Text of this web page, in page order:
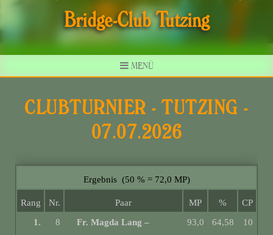
Bridge-Club Tutzing
MENÜ
CLUBTURNIER - TUTZING -
07.07.2026
Ergebnis (50 % = 72,0 MP)
Rang Nr. Paar MP %
CP
1.
8 Fr. Magda Lang –
93,0 64,58 10